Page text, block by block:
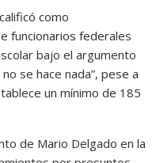
como
funcionarios federales
bajo el argumento
se hace nada”, pese a
un mínimo de 185
de Mario Delgado en la